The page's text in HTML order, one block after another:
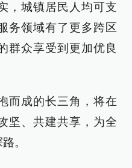
，城镇居民人均可支
务领域有了更多跨区
群众享受到更加优良
而成的长三角，将在
坚、共建共享，为全
。